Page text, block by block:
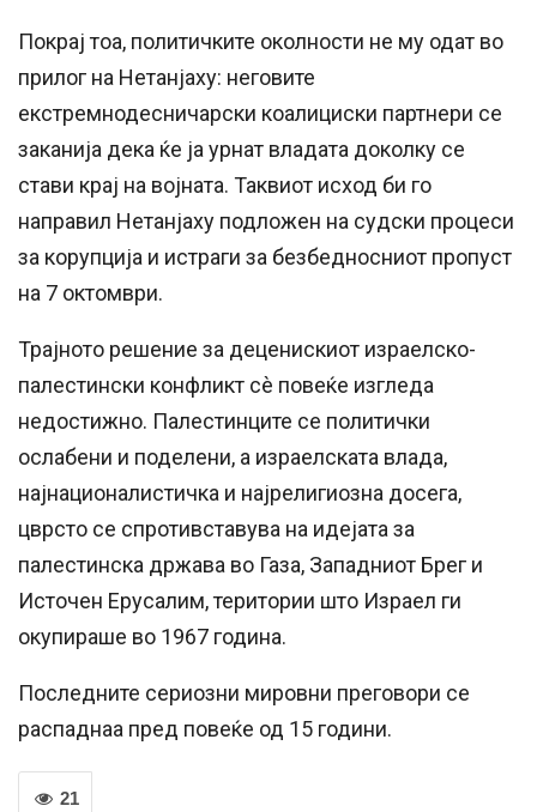
Покрај тоа, политичките околности не му одат во
прилог на Нетанјаху: неговите
екстремнодесничарски коалициски партнери се
заканија дека ќе ја урнат владата доколку се
стави крај на војната. Таквиот исход би го
направил Нетанјаху подложен на судски процеси
за корупција и истраги за безбедносниот пропуст
на 7 октомври.
Трајното решение за деценискиот израелско-
палестински конфликт сè повеќе изгледа
недостижно. Палестинците се политички
ослабени и поделени, а израелската влада,
најнационалистичка и најрелигиозна досега,
цврсто се спротивставува на идејата за
палестинска држава во Газа, Западниот Брег и
Источен Ерусалим, територии што Израел ги
окупираше во 1967 година.
Последните сериозни мировни преговори се
распаднаа пред повеќе од 15 години.
21